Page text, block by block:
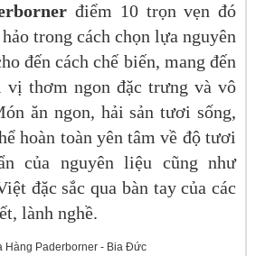
điểm 10 trọn vẹn đó
trong cách chọn lựa nguyên
đến cách chế biến, mang đến
vị thơm ngon đặc trưng và vô
ăn ngon, hải sản tươi sống,
hoàn toàn yên tâm về độ tươi
của nguyên liệu cũng như
đặc sắc qua bàn tay của các
lành nghề.